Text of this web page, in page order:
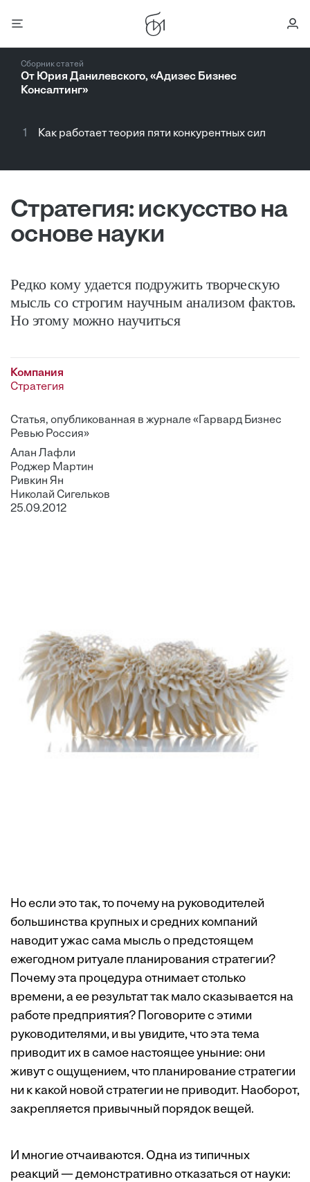
Сборник статей
От Юрия Данилевского, «Адизес Бизнес
Консалтинг»
1 Как работает теория пяти конкурентных сил
Стратегия: искусство на
основе науки
Редко кому удается подружить творческую
мысль со строгим научным анализом фактов.
Но этому можно научиться
Компания
Стратегия
Статья, опубликованная в журнале «Гарвард Бизнес
Ревью Россия»
Aлан Лафли
Роджер Мартин
Ривкин Ян
Николай Сигельков
25.09.2012
Но если это так, то почему на руководителей
большинства крупных и средних компаний
наводит ужас сама мысль о предстоящем
ежегодном ритуале планирования стратегии?
Почему эта процедура отнимает столько
времени, а ее результат так мало сказывается на
работе предприятия? Поговорите с этими
руководителями, и вы увидите, что эта тема
приводит их в самое настоящее уныние: они
живут с ощущением, что планирование стратегии
ни к какой новой стратегии не приводит. Наоборот,
закрепляется привычный порядок вещей.
И многие отчаиваются. Одна из типичных
реакций — демонстративно отказаться от науки: